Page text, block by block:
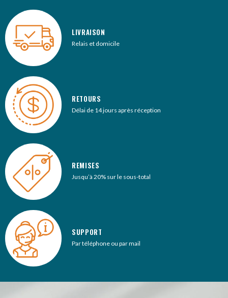
LIVRAISON
Relais et domicile
RETOURS
Délai de 14 jours après réception
REMISES
Jusqu’à 20% sur le sous-total
SUPPORT
Par téléphone ou par mail